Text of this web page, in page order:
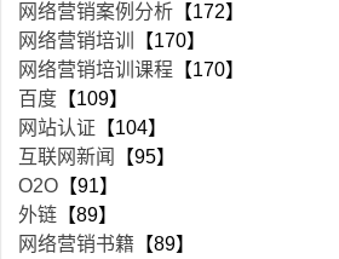
网络营销案例分析 【172】
网络营销培训
【170】
网络营销培训课程 【170】
百度 【109】
网站认证 【104】
互联网新闻
【95】
O2O 【91】
外链 【89】
网络营销书籍 【89】